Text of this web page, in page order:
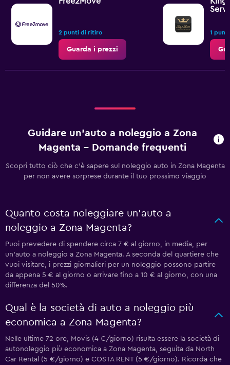
2 punti di ritiro
Guarda i prezzi
1
Guidare un'auto a noleggio a Zona
Magenta - Domande frequenti
Scopri tutto ciò che c'è sapere sul noleggio auto in Zona Magenta
per non avere sorprese durante il tuo prossimo viaggio
Quanto costa noleggiare un'auto a
noleggio a Zona Magenta?
Puoi prevedere di spendere circa 7 € al giorno, in media, per
un'auto a noleggio a Zona Magenta. A seconda del quartiere che
vuoi visitare, i prezzi giornalieri per un noleggio possono partire
da appena 5 € al giorno o arrivare fino a 10 € al giorno, con una
differenza del 50%.
Qual è la società di auto a noleggio più
economica a Zona Magenta?
Nelle ultime 72 ore, Movis (4 €/giorno) risulta essere la società di
autonoleggio più economica a Zona Magenta, seguita da North
Car Rental (5 €/giorno) e COSTA RENT (5 €/giorno). Ricorda che